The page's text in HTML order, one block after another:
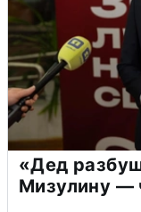
«Дед
Мизулину —